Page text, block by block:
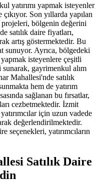
yatırımı yapmak isteyenler
Son yıllarda yapılan
projeleri, bölgenin değerini
satılık daire fiyatları,
artış göstermektedir. Bu
sunuyor. Ayrıca, bölgedeki
isteyenlere çeşitli
gayrimenkul alım
Mahallesi'nde satılık
hem de yatırım
sağlanan bu fırsatlar,
cezbetmektedir. İzmit
için uzun vadede
değerlendirilmektedir.
seçenekleri, yatırımcıların
Satılık Daire